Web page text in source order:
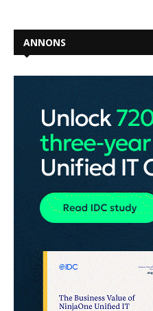
ANNONS